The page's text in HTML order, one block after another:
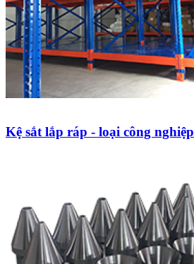
Kệ sắt lắp ráp - loại công nghiệp